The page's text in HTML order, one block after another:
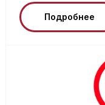
Подробнее